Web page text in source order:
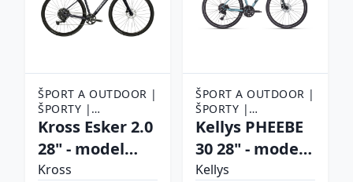
ŠPORT A OUTDOOR |
ŠPORTY |
CYKLISTIKA |
Kross Esker 2.0
28" - model
2026
Kross
ŠPORT A OUTDOOR |
ŠPORTY |
CYKLISTIKA |
BICYKLE
Kellys PHEEBE
30 28" - model
2025 sky blue -
Kellys